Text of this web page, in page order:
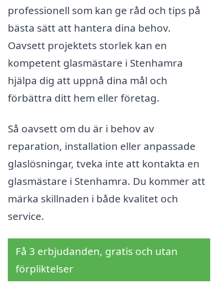
professionell som kan ge råd och tips på
bästa sätt att hantera dina behov.
Oavsett projektets storlek kan en
kompetent glasmästare i Stenhamra
hjälpa dig att uppnå dina mål och
förbättra ditt hem eller företag.
Så oavsett om du är i behov av
reparation, installation eller anpassade
glaslösningar, tveka inte att kontakta en
glasmästare i Stenhamra. Du kommer att
märka skillnaden i både kvalitet och
service.
Få 3 erbjudanden, gratis och utan
förpliktelser